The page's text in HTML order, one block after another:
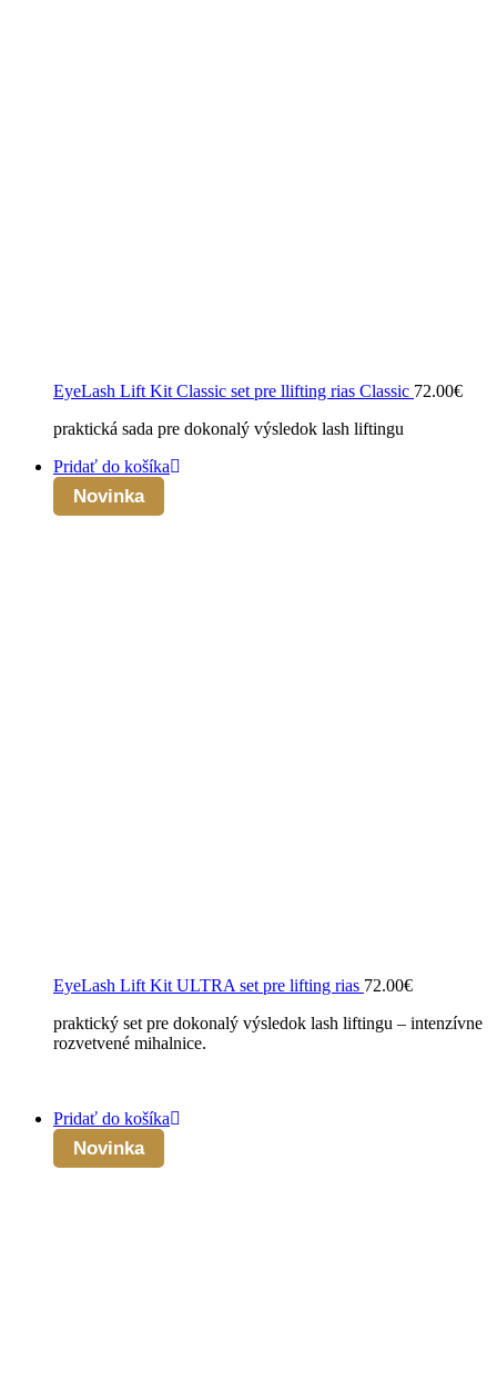
EyeLash Lift Kit Classic set pre llifting rias Classic 72.00€
praktická sada pre dokonalý výsledok lash liftingu
Pridať do košíka
Novinka
EyeLash Lift Kit ULTRA set pre lifting rias 72.00€
praktický set pre dokonalý výsledok lash liftingu – intenzívne
rozvetvené mihalnice.
Pridať do košíka
Novinka